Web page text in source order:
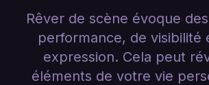
Rêver de scène évoque
performance, de visibilité
expression. Cela peut
éléments de votre vie